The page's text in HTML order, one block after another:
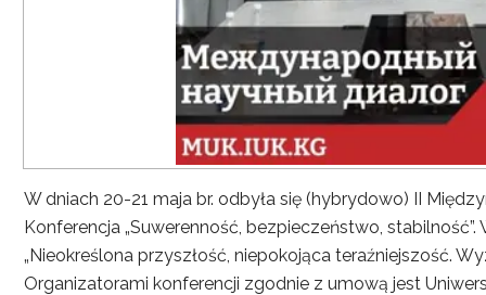
W dniach 20-21 maja br. odbyła się (hybrydowo) II
Konferencja „Suwerenność, bezpieczeństwo,
„Nieokreślona przyszłość, niepokojąca teraźniejszość.
Organizatorami konferencji zgodnie z umową jest